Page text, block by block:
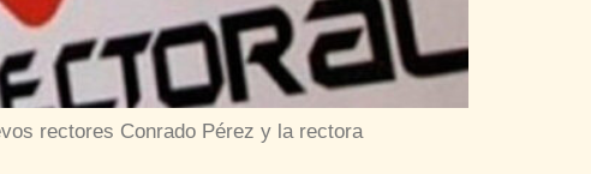
rectores Conrado Pérez y la rectora